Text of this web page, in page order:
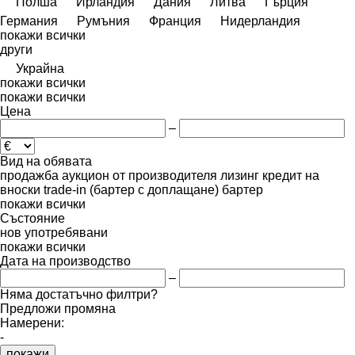
Германия
Румъния Франция
Нидерландия
покажи всички
други
Украйна
покажи всички
покажи всички
Цена
–
Вид на обявата
продажба аукцион от производителя лизинг кредит на
вноски trade-in (бартер с доплащане) бартер
покажи всички
Състояние
нов употребявани
покажи всички
Дата на производство
–
Няма достатъчно филтри?
Предложи промяна
Намерени:
-